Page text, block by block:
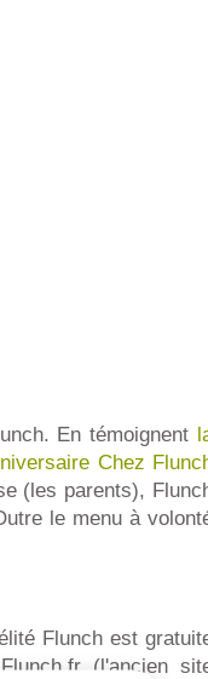
En témoignent
Chez
(les parents),
le menu à
Flunch est
(l'ancien